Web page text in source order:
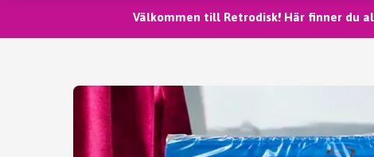
Välkommen till Retrodisk! Här finner du